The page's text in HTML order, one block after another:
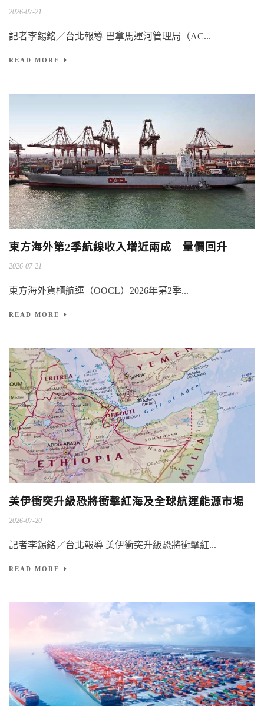
2026-07-21
記者李錫銘／台北報導 巴拿馬運河管理局（AC...
READ MORE
東方海外第2季航線收入增近兩成 量價回升
2026-07-21
東方海外貨櫃航運（OOCL）2026年第2季...
READ MORE
美伊衝突升級恐將衝擊紅海及全球航運能源市場
2026-07-20
記者李錫銘／台北報導 美伊衝突升級恐將衝擊紅...
READ MORE